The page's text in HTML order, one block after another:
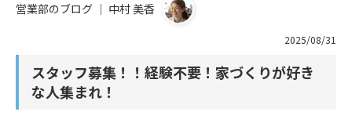
建築実績
よくあるご質問
営業部のブログ ｜ 中村 美香
2025/08/31
スタッフ募集！！経験不要！家づくりが好き
な人集まれ！